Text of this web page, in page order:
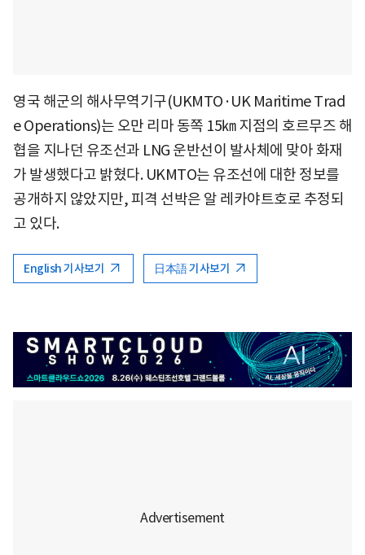
영국 해군의 해사무역기구(UKMTO·UK Maritime Trad
e Operations)는 오만 리마 동쪽 15㎞ 지점의 호르무즈 해
협을 지나던 유조선과 LNG 운반선이 발사체에 맞아 화재
가 발생했다고 밝혔다. UKMTO는 유조선에 대한 정보를
공개하지 않았지만, 피격 선박은 알 레카야트호로 추정되
고 있다.
English 기사보기 日本語 기사보기